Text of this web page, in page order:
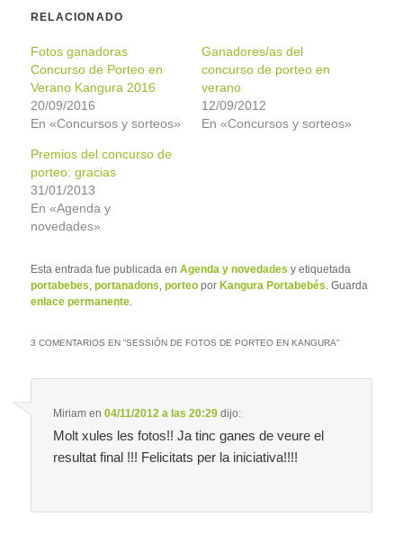
RELACIONADO
Fotos ganadoras
Concurso de Porteo en
Verano Kangura 2016
20/09/2016
En «Concursos y sorteos»
Ganadores/as del
concurso de porteo en
verano
12/09/2012
En «Concursos y sorteos»
Premios del concurso de
porteo: gracias
31/01/2013
En «Agenda y
novedades»
Esta entrada fue publicada enAgenda y novedades y etiquetada
portabebes ,portanadons ,porteo porKangura Portabebés . Guarda
enlace permanente
3 COMENTARIOS EN “SESSIÓN DE FOTOS DE PORTEO EN KANGURA”
Miriam en04/11/2012 a las 20:29 dijo:
Molt xules les fotos!! Ja tinc ganes de veure el
resultat final !!! Felicitats per la iniciativa!!!!